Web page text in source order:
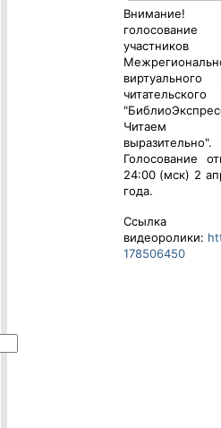
Внимание!
участников
виртуального
читательского
Читаем
выразительно".
Голосование
24:00 (мск) 2
года.
видеоролики:
178506450